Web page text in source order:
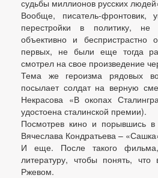
судьбы миллионов русских
Вообще, писатель-
перестройки в политику,
объективно и
первых, не были еще тогда
смотрел на свое произведение
Тема же героизма рядовых
посылает солдат на верную
Некрасова «В окопах
удостоена сталинской премии).
Посмотрев кино и порывшись
Вячеслава Кондратьева –
И еще. После такого фильма,
литературу, чтобы понять,
Ржевом.